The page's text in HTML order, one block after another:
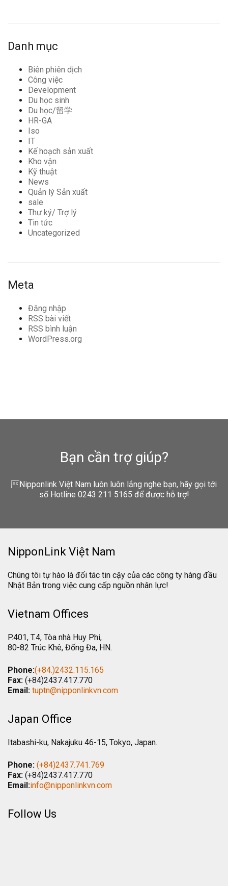
Danh mục
Biên phiên dịch
Công việc
Development
Du học sinh
Du học/留学
HR-GA
Iso
IT
Kế hoạch sản xuất
Kho vận
Kỹ thuật
News
Quản lý Sản xuất
sale
Thư ký/ Trợ lý
Tin tức
Uncategorized
Meta
Đăng nhập
RSS bài viết
RSS bình luận
WordPress.org
Bạn cần trợ giúp?
Nipponlink Việt Nam luôn luôn lắng nghe bạn, hãy gọi tới
số Hotline 0243 211 5165 để được hỗ trợ!
NipponLink Việt Nam
Chúng tôi tự hào là đối tác tin cậy của các công ty hàng đầu
Nhật Bản trong việc cung cấp nguồn nhân lực!
Vietnam Offices
P.401, T.4, Tòa nhà Huy Phi,
80-82 Trúc Khê, Đống Đa, HN.
Phone:(+84.)2432.115.165
Fax: (+84)2437.417.770
Email: tuptn@nipponlinkvn.com
Japan Office
Itabashi-ku, Nakajuku 46-15, Tokyo, Japan.
Phone: (+84)2437.741.769
Fax: (+84)2437.417.770
Email:info@nipponlinkvn.com
Follow Us